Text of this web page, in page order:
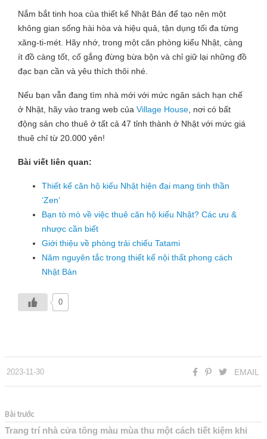
Nắm bắt tinh hoa của thiết kế Nhật Bản để tạo nên một
không gian sống hài hòa và hiệu quả, tận dụng tối đa từng
xăng-ti-mét. Hãy nhớ, trong một căn phòng kiểu Nhật, càng
ít đồ càng tốt, cố gắng đừng bừa bộn và chỉ giữ lại những đồ
đạc bạn cần và yêu thích thôi nhé.
Nếu bạn vẫn đang tìm nhà mới với mức ngân sách hạn chế
ở Nhật, hãy vào trang web của Village House , nơi có bất
động sản cho thuê ở tất cả 47 tỉnh thành ở Nhật với mức giá
thuê chỉ từ 20.000 yên!
Bài viết liên quan:
Thiết kế căn hộ kiểu Nhật hiện đại mang tinh thần
‘Zen’
Bạn tò mò về việc thuê căn hộ kiểu Nhật? Các ưu &
nhược cần biết
Giới thiệu về phòng trải chiếu Tatami
Năm nguyên tắc trong thiết kế nội thất phong cách
Nhật Bản
0
2023-11-30 EMAIL
Bài trước
Trang trí nhà cửa tông màu mùa thu một cách tiết kiệm khi